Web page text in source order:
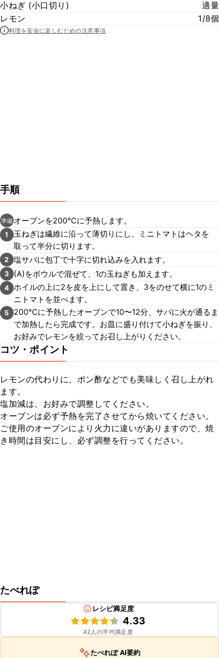
小ねぎ (小口切り)
適量
レモン
1/8個
料理を安全に楽しむための注意事項
手順
準備 オーブンを200℃に予熱します。
1
玉ねぎは繊維に沿って薄切りにし、ミニトマトはヘタを
取って半分に切ります。
2 塩サバに包丁で十字に切れ込みを入れます。
3 (A)をボウルで混ぜて、1の玉ねぎも加えます。
4 ホイルの上に2を皮を上にして置き、3をのせて横に1のミ
ニトマトを並べます。
5
200℃に予熱したオーブンで10〜12分、サバに火が通るま
で加熱したら完成です。お皿に盛り付けて小ねぎを振り、
お好みでレモンを絞ってお召し上がりください。
コツ・ポイント
レモンの代わりに、ポン酢などでも美味しく召し上がれ
ます。
塩加減は、お好みで調整してください。
オーブンは必ず予熱を完了させてから焼いてください。
ご使用のオーブンにより火力に違いがありますので、焼
き時間は目安にし、必ず調整を行ってください。
たべれぽ
レシピ満足度
4.33
42人の平均満足度
たべれぽ AI要約